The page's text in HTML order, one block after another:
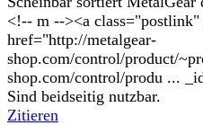
<!-- m --><a
href="http://metalgear-
shop.com/control/product/
shop.com/control/produ ...
Sind beidseitig nutzbar.
Zitieren